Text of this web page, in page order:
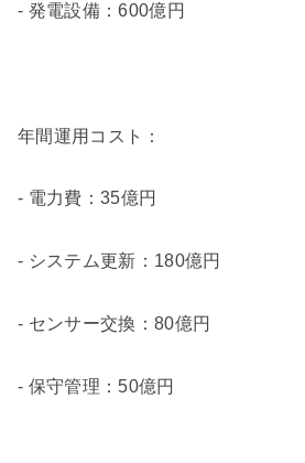
- 発電設備：600億円
年間運用コスト：
- 電力費：35億円
- システム更新：180億円
- センサー交換：80億円
- 保守管理：50億円